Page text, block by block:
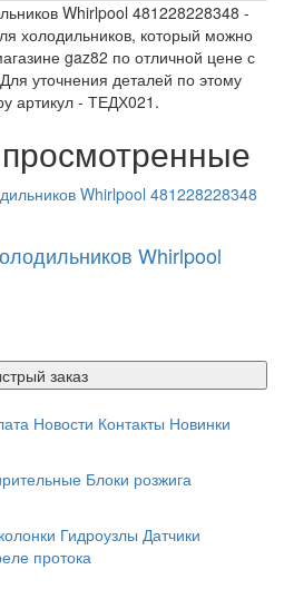
Whirlpool 481228228348 -
холодильников, который можно
gaz82 по отличной цене с
уточнения деталей по этому
артикул - ТЕДХ021.
Whirlpool
заказ
Новости Контакты Новинки
Блоки розжига
Гидроузлы Датчики
протока